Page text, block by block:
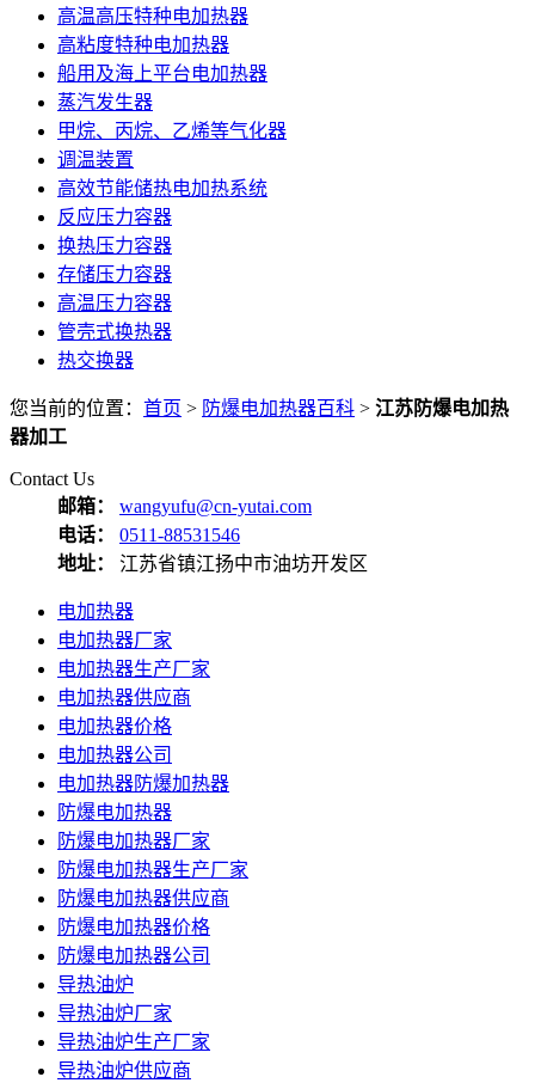
高温高压特种电加热器
高粘度特种电加热器
船用及海上平台电加热器
蒸汽发生器
甲烷、丙烷、乙烯等气化器
调温装置
高效节能储热电加热系统
反应压力容器
换热压力容器
存储压力容器
高温压力容器
管壳式换热器
热交换器
您当前的位置： 首页 > 防爆电加热器百科 > 江苏防爆电加热
器加工
Contact Us
邮箱：
wangyufu@cn-yutai.com
电话：
0511-88531546
地址：
江苏省镇江扬中市油坊开发区
电加热器
电加热器厂家
电加热器生产厂家
电加热器供应商
电加热器价格
电加热器公司
电加热器防爆加热器
防爆电加热器
防爆电加热器厂家
防爆电加热器生产厂家
防爆电加热器供应商
防爆电加热器价格
防爆电加热器公司
导热油炉
导热油炉厂家
导热油炉生产厂家
导热油炉供应商